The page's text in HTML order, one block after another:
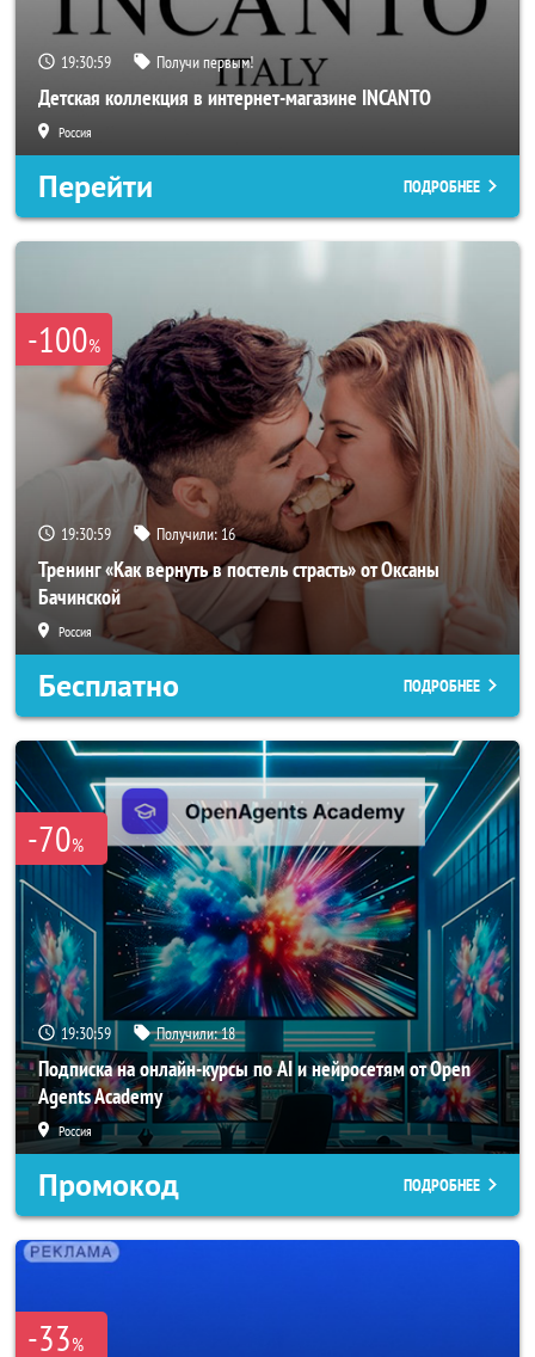
19:30:56 Получи первым!
Детская коллекция в интернет-магазине INCANTO
Россия
Перейти ПОДРОБНЕЕ
-100%
19:30:56 Получили: 16
Тренинг «Как вернуть в постель страсть» от Оксаны
Бачинской
Россия
Бесплатно ПОДРОБНЕЕ
-70%
19:30:56 Получили:18
Подписка на онлайн-курсы по AI и нейросетям от Open
Agents Academy
Россия
Промокод ПОДРОБНЕЕ
-33%